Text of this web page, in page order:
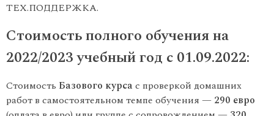
ТЕХ.ПОДДЕРЖКА.
Стоимость полного обучения на
2022/2023 учебный год с 01.09.2022:
Стоимость Базового курса с проверкой домашних
работ в самостоятельном темпе обучения — 290 евро